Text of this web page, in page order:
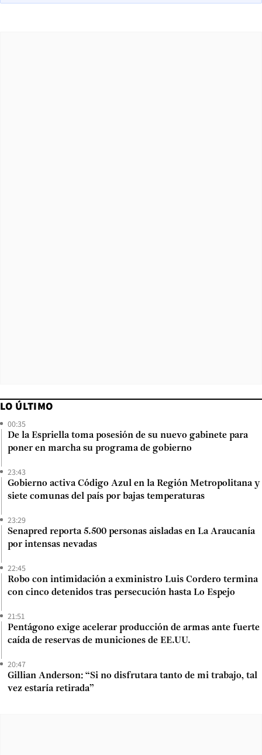
LO ÚLTIMO
00:35
De la Espriella toma posesión de su nuevo gabinete para
poner en marcha su programa de gobierno
23:43
Gobierno activa Código Azul en la Región Metropolitana y
siete comunas del país por bajas temperaturas
23:29
Senapred reporta 5.500 personas aisladas en La Araucanía
por intensas nevadas
22:45
Robo con intimidación a exministro Luis Cordero termina
con cinco detenidos tras persecución hasta Lo Espejo
21:51
Pentágono exige acelerar producción de armas ante fuerte
caída de reservas de municiones de EE.UU.
20:47
Gillian Anderson: “Si no disfrutara tanto de mi trabajo, tal
vez estaría retirada”